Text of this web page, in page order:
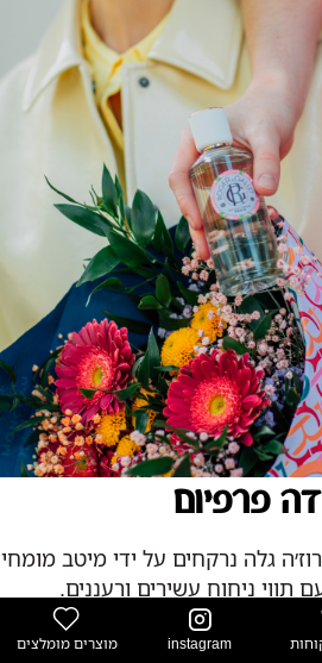
instagram מוצרים מומלצים
פרפיום
גלה נרקחים על ידי מיטב מומחי
ניחוח עשירים ורעננים.
באלגנטיות, רכות ותחושת יוקרה
ורעננות מתחדשת.